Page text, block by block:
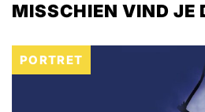
MISSCHIEN VIND JE
PORTRET